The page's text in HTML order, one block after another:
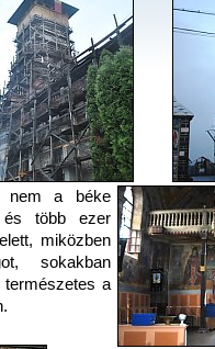
nem a béke
és több ezer
miközben
sokakban
természetes a